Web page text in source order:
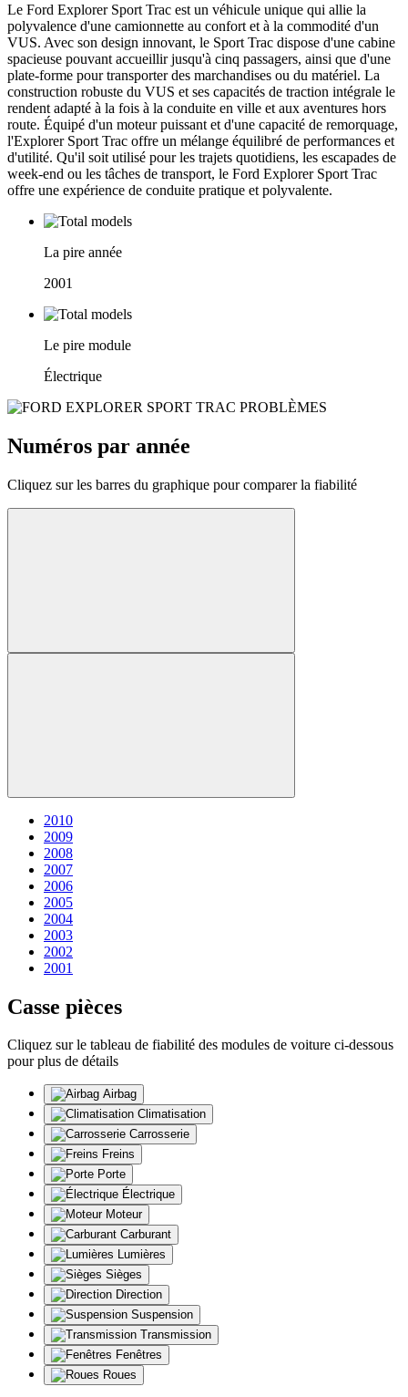
Le Ford Explorer Sport Trac est un véhicule unique qui allie la
polyvalence d'une camionnette au confort et à la commodité d'un
VUS. Avec son design innovant, le Sport Trac dispose d'une cabine
spacieuse pouvant accueillir jusqu'à cinq passagers, ainsi que d'une
plate-forme pour transporter des marchandises ou du matériel. La
construction robuste du VUS et ses capacités de traction intégrale le
rendent adapté à la fois à la conduite en ville et aux aventures hors
route. Équipé d'un moteur puissant et d'une capacité de remorquage,
l'Explorer Sport Trac offre un mélange équilibré de performances et
d'utilité. Qu'il soit utilisé pour les trajets quotidiens, les escapades de
week-end ou les tâches de transport, le Ford Explorer Sport Trac
offre une expérience de conduite pratique et polyvalente.
La pire année
2001
Le pire module
Électrique
Numéros par année
Cliquez sur les barres du graphique pour comparer la fiabilité
2010
2009
2008
2007
2006
2005
2004
2003
2002
2001
Casse pièces
Cliquez sur le tableau de fiabilité des modules de voiture ci-dessous
pour plus de détails
Airbag
Climatisation
Carrosserie
Freins
Porte
Électrique
Moteur
Carburant
Lumières
Sièges
Direction
Suspension
Transmission
Fenêtres
Roues